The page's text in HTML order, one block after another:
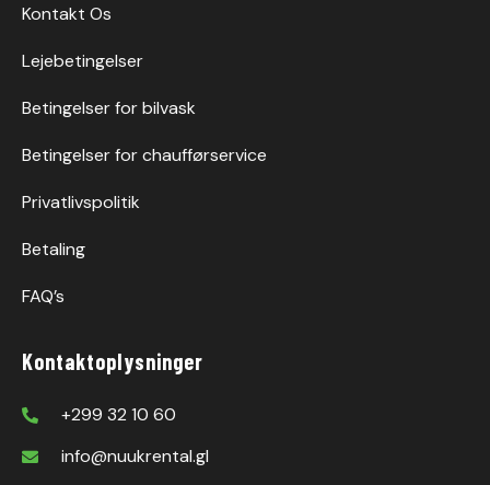
Kontakt Os
Lejebetingelser
Betingelser for bilvask
Betingelser for chaufførservice
Privatlivspolitik
Betaling
FAQ’s
Kontaktoplysninger
+299 32 10 60
info@nuukrental.gl